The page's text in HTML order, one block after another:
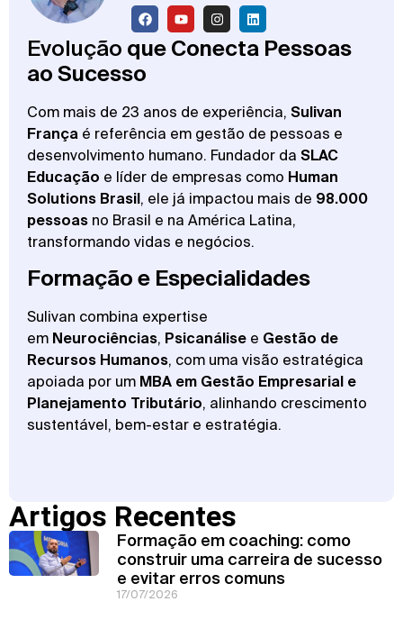
Evolução que Conecta Pessoas
ao Sucesso
Com mais de 23 anos de experiência, Sulivan
França é referência em gestão de pessoas e
desenvolvimento humano. Fundador da SLAC
Educação e líder de empresas como Human
Solutions Brasil, ele já impactou mais de 98.000
pessoas no Brasil e na América Latina,
transformando vidas e negócios.
Formação e Especialidades
Sulivan combina expertise
em Neurociências Psicanálise e Gestão de
Recursos Humanos , com uma visão estratégica
apoiada por um MBA em Gestão Empresarial e
Planejamento Tributário , alinhando crescimento
sustentável, bem-estar e estratégia.
Artigos Recentes
Formação em coaching: como
construir uma carreira de sucesso
e evitar erros comuns
17/07/2026